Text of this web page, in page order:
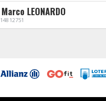
Marco LEONARDO
14812751